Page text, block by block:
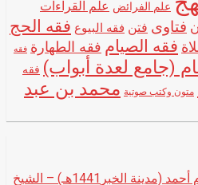
علم الفرائض علم القراءات
فتاوى فتن فقه البيوع فقه الحج
فقه الصيام فقه الطهارة فقه
(جامع لعدة أبواب) فقه
متون وكتب صوتية محمد بن عبد
شرح أصول السنة للإمام أحمد (مدينة الخبر1441هـ) – الشيخ